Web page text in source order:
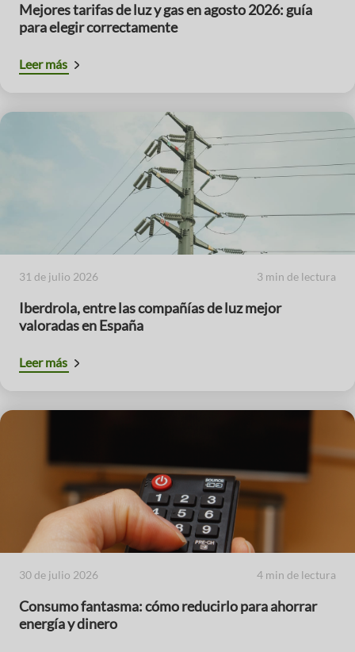
Mejores tarifas de luz y gas en agosto 2026: guía
para elegir correctamente
Leer más
31 de julio 2026 3 min de lectura
Iberdrola, entre las compañías de luz mejor
valoradas en España
Leer más
30 de julio 2026 4 min de lectura
Consumo fantasma: cómo reducirlo para ahorrar
energía y dinero